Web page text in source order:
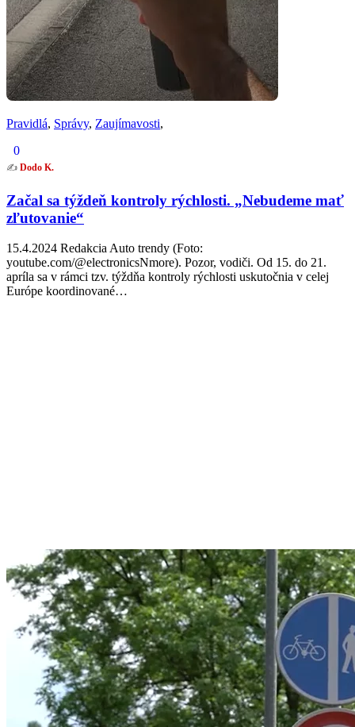
Pravidlá, Správy, Zaujímavosti,
0
✍️ Dodo K.
Začal sa týždeň kontroly rýchlosti. „Nebudeme mať
zľutovanie“
15.4.2024 Redakcia Auto trendy (Foto:
youtube.com/@electronicsNmore). Pozor, vodiči. Od 15. do 21.
apríla sa v rámci tzv. týždňa kontroly rýchlosti uskutočnia v celej
Európe koordinované…